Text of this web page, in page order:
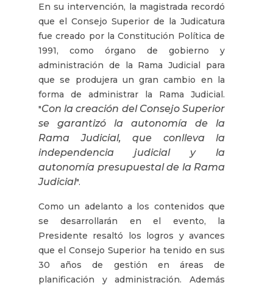
En su intervención, la magistrada recordó
que el Consejo Superior de la Judicatura
fue creado por la Constitución Política de
1991, como órgano de gobierno y
administración de la Rama Judicial para
que se produjera un gran cambio en la
forma de administrar la Rama Judicial.
"Con la creación del Consejo Superior
se garantizó la autonomía de la
Rama Judicial, que conlleva la
independencia judicial y la
autonomía presupuestal de la Rama
Judicial".
Como un adelanto a los contenidos que
se desarrollarán en el evento, la
Presidente resaltó los logros y avances
que el Consejo Superior ha tenido en sus
30 años de gestión en áreas de
planificación y administración. Además